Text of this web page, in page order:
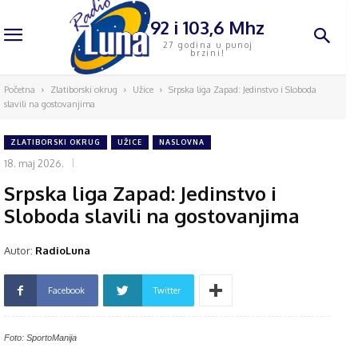
92 i 103,6 Mhz
27 godina u punoj
brzini!
Početna Zlatiborski okrug Užice
Srpska liga Zapad: Jedinstvo i Sloboda
slavili na gostovanjima
ZLATIBORSKI OKRUG UŽICE NASLOVNA
18. maj 2026.
Srpska liga Zapad: Jedinstvo i
Sloboda slavili na gostovanjima
Autor: RadioLuna
Facebook Twitter
Foto: SportoManija